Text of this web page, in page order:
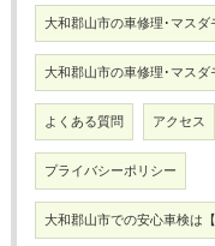
大和郡山市の車修理･マスダ
大和郡山市の車修理･マス
よくある質問 アクセス
プライバシーポリシー
大和郡山市での安心車検は